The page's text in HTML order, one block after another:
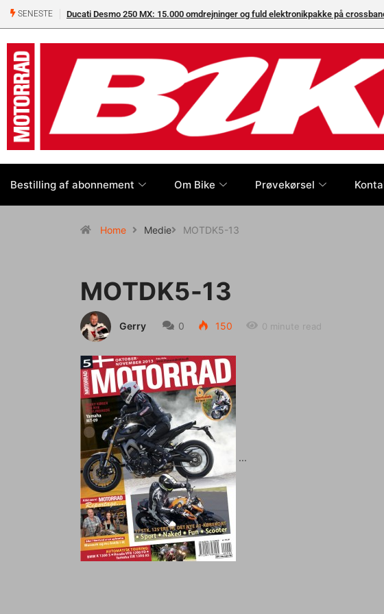
SENESTE Ducati Desmo 250 MX: 15.000 omdrejninger og fuld elektronikpakke på
Bestilling af abonnement Om Bike Prøvekørsel
Home Medie MOTDK5-13
MOTDK5-13
Gerry 0 150 0 minute read